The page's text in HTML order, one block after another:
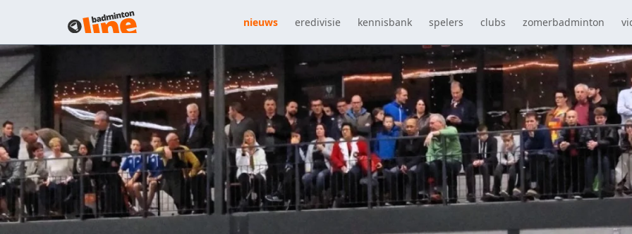
nieuws eredivisie kennisbank spelers clubs zomerbadminton